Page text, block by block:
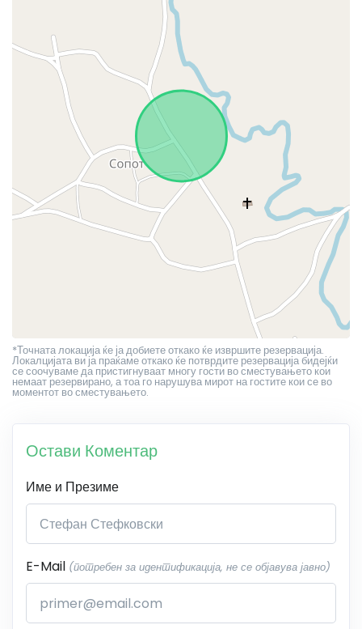
*Точната локација ќе ја добиете откако ќе извршите резервација.
Локалцијата ви ја праќаме откако ќе потврдите резервација бидејќи
се соочуваме да пристигнуваат многу гости во сместувањето кои
немаат резервирано, а тоа го нарушува мирот на гостите кои се во
моментот во сместувањето.
Остави Коментар
Име и Презиме
E-Mail (потребен за идентификација, не се објавува јавно)